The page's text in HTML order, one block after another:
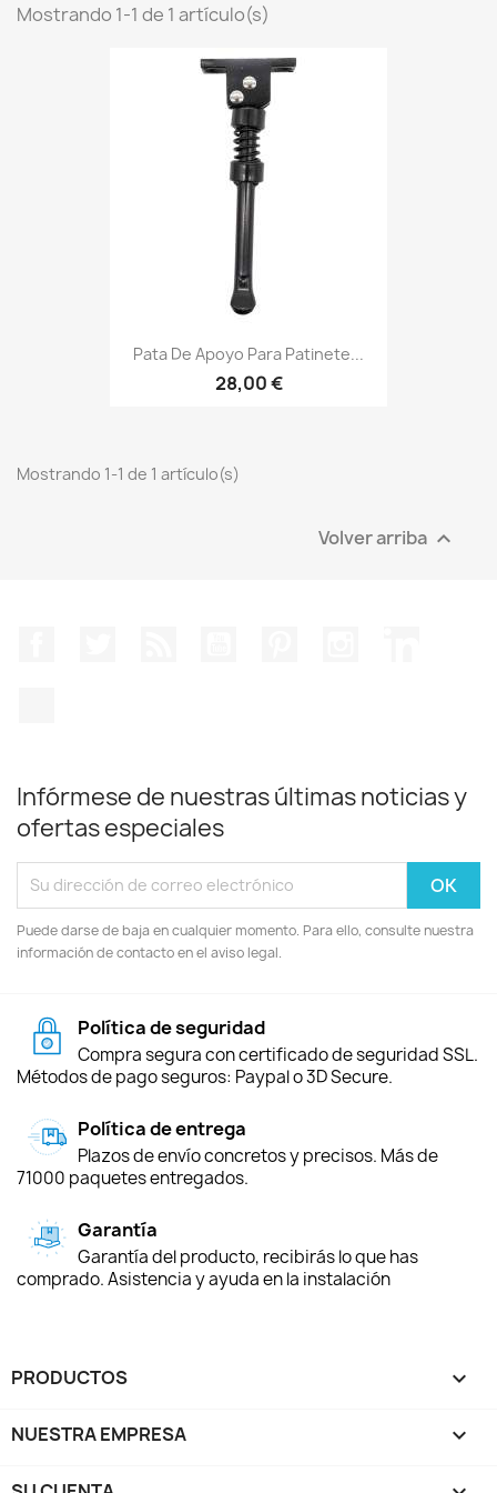
Mostrando 1-1 de 1 artículo(s)
Pata De Apoyo Para Patinete...
28,00 €
Mostrando 1-1 de 1 artículo(s)
Volver arriba 
Infórmese de nuestras últimas noticias y
ofertas especiales
Puede darse de baja en cualquier momento. Para ello, consulte nuestra
información de contacto en el aviso legal.
Política de seguridad
Compra segura con certificado de seguridad SSL.
Métodos de pago seguros: Paypal o 3D Secure.
Política de entrega
Plazos de envío concretos y precisos. Más de
71000 paquetes entregados.
Garantía
Garantía del producto, recibirás lo que has
comprado. Asistencia y ayuda en la instalación
PRODUCTOS 
NUESTRA EMPRESA 